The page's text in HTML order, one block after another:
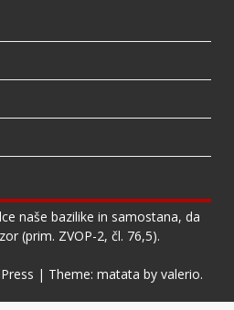
naše bazilike in samostana, da
(prim. ZVOP-2, čl. 76,5).
| Theme: matata by valerio.